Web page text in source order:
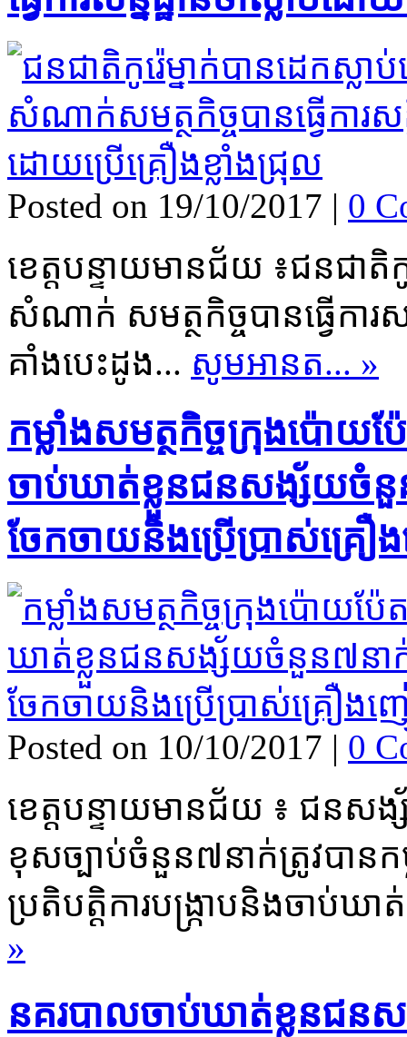
Posted on 19/10/2017 | 0
ខេត្ត​បន្ទាយមានជ័យ ៖​ជនជាតិ​កូ
សំណាក់ សមត្ថកិច្ច​បាន​ធ្វើការ​ស
គាំងបេះដូង... សូមអានត... »
កម្លាំង​សមត្ថកិច្ច​ក្រុង​ប៉ោយប៉
ចាប់​ឃាត់ខ្លួន​ជនសង្ស័យ​ចំនួ
ចែកចាយ​និង​ប្រើប្រាស់​គ្រ
Posted on 10/10/2017 | 0
ខេត្ត​បន្ទាយមានជ័យ ៖ ជនស
ខុសច្បាប់​ចំនួន​៧​នាក់​ត្រូវបាន​ក
ប្រតិបត្តិការ​បង្ក្រាប​និង​ចាប់​ឃា
»
នគរបាល​ចាប់​ឃាត់ខ្លួន​ជ